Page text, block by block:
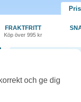
FRAKTFRITT
Köp över 995 kr
och ge dig